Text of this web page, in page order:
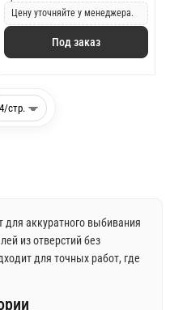
Цену уточняйте у менеджера.
Под заказ
для аккуратного выбивания
из отверстий без
для точных работ, где